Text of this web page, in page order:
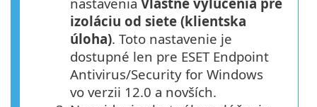
izoláciu od siete (klientska
úloha). Toto nastavenie je
dostupné len pre ESET Endpoint
Antivirus/Security for Windows
vo verzii 12.0 a novších.